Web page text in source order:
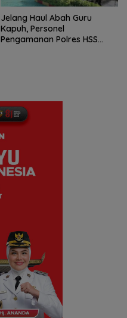
Jelang Haul Abah Guru
Kapuh, Personel
Pengamanan Polres HSS